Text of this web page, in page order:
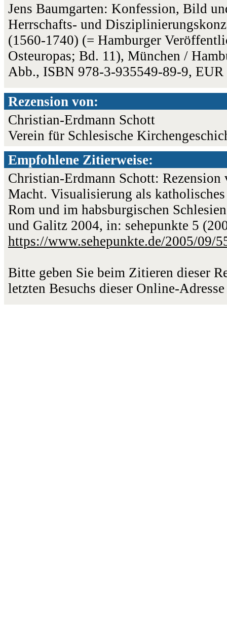
Jens Baumgarten: Konfession, Bild
Herrschafts- und
(1560-1740) (= Hamburger
Osteuropas; Bd. 11), München /
Abb., ISBN 978-3-935549-89-9, EUR
Rezension von:
Christian-Erdmann Schott
Verein für Schlesische
Empfohlene Zitierweise:
Christian-Erdmann Schott:
Macht. Visualisierung als
Rom und im habsburgischen
und Galitz 2004, in: sehepunkte 5
https://www.sehepunkte.de/2005/09/
Bitte geben Sie beim Zitieren dieser
letzten Besuchs dieser Online-Adresse